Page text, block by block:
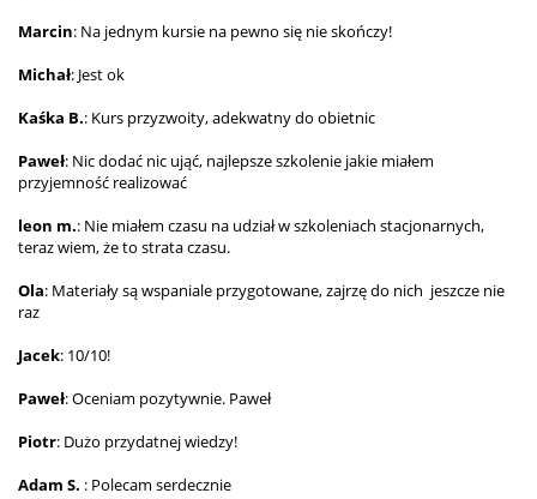
Marcin: Na jednym kursie na pewno się nie skończy!
Michał: Jest ok
Kaśka B.: Kurs przyzwoity, adekwatny do obietnic
Paweł: Nic dodać nic ująć, najlepsze szkolenie jakie miałem
przyjemność realizować
leon m.: Nie miałem czasu na udział w szkoleniach stacjonarnych,
teraz wiem, że to strata czasu.
Ola: Materiały są wspaniale przygotowane, zajrzę do nich jeszcze nie
raz
Jacek: 10/10!
Paweł: Oceniam pozytywnie. Paweł
Piotr: Dużo przydatnej wiedzy!
Adam S. : Polecam serdecznie